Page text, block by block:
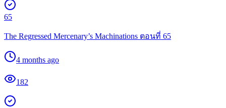
65
The Regressed Mercenary’s Machinations ตอนที่ 65
4 months ago
182